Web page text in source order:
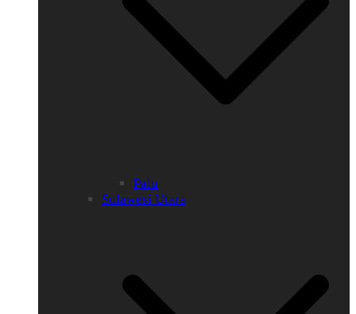
Palu
Sulawesi Utara